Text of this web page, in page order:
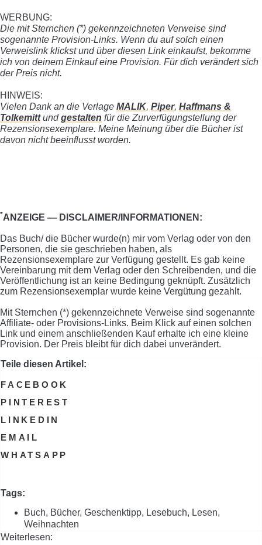
WERBUNG:
Die mit Sternchen (*) gekennzeichneten Verweise sind
sogenannte Provision-Links. Wenn du auf solch einen
Verweislink klickst und über diesen Link einkaufst, bekomme
ich von deinem Einkauf eine Provision. Für dich verändert sich
der Preis nicht.
HINWEIS:
Vielen Dank an die Verlage MALIK, Piper, Haffmans &
Tolkemittundgestalten für die Zur­ver­fü­gung­stel­lung der
Rezensionsexemplare. Meine Meinung über die Bücher ist
davon nicht beeinflusst worden.
*ANZEIGE — DISCLAIMER/INFORMATIONEN:
Das Buch/ die Bücher wurde(n) mir vom Verlag oder von den
Personen, die sie geschrieben haben, als
Rezensionsexemplare zur Verfügung gestellt. Es gab keine
Vereinbarung mit dem Verlag oder den Schreibenden, und die
Veröffentlichung ist an keine Bedingung geknüpft. Zusätzlich
zum Rezensionsexemplar wurde keine Vergütung gezahlt.
Mit Sternchen (*) gekennzeichnete Verweise sind sogenannte
Affiliate- oder Provisions-Links. Beim Klick auf einen solchen
Link und einem anschließenden Kauf erhalte ich eine kleine
Provision. Der Preis bleibt für dich dabei unverändert.
Teile diesen Artikel:
FACEBOOK
PINTEREST
LINKEDIN
EMAIL
WHATSAPP
Tags:
Buch, Bücher, Geschenktipp, Lesebuch, Lesen,
Weihnachten
Weiterlesen: